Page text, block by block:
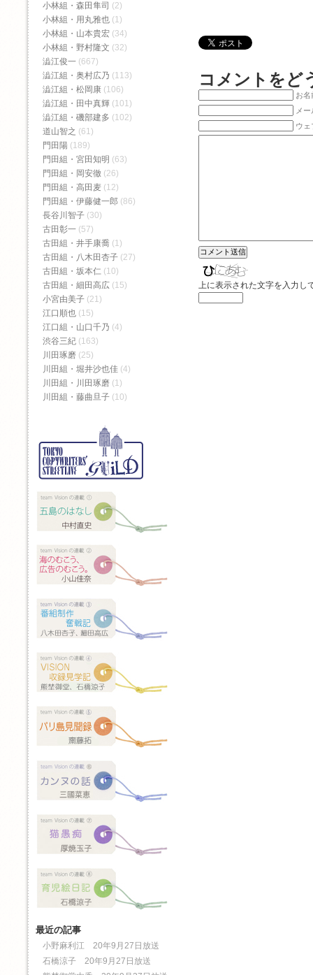
コメントをど
お名
メ
ウェ
上に表示された文字を入力し
小林組・森田隼司 (2)
小林組・用丸雅也 (1)
小林組・山本貴宏 (34)
小林組・野村隆文 (32)
澁江俊一 (667)
澁江組・奥村広乃 (113)
澁江組・松岡康 (106)
澁江組・田中真輝 (101)
澁江組・磯部建多 (102)
道山智之 (61)
門田陽 (189)
門田組・宮田知明 (63)
門田組・岡安徹 (26)
門田組・高田麦 (12)
門田組・伊藤健一郎 (86)
長谷川智子 (30)
古田彰一 (57)
古田組・井手康喬 (1)
古田組・八木田杏子 (27)
古田組・坂本仁 (10)
古田組・細田高広 (15)
小宮由美子 (21)
江口順也 (15)
江口組・山口千乃 (4)
渋谷三紀 (163)
川田琢磨 (25)
川田組・堀井沙也佳 (4)
川田組・川田琢磨 (1)
川田組・藤曲旦子 (10)
最近の記事
小野麻利江 20年9月27日放送
石橋涼子 20年9月27日放送